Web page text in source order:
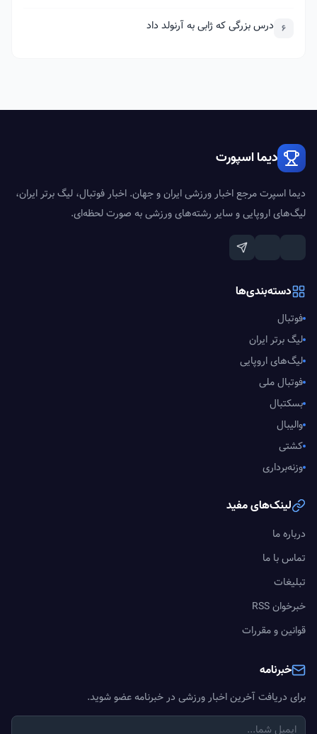
6 درس بزرگی که ژابی به آرنولد داد
دیما اسپورت
دیما اسپرت مرجع اخبار ورزشی ایران و جهان. اخبار فوتبال، لیگ برتر ایران،
لیگ‌های اروپایی و سایر رشته‌های ورزشی به صورت لحظه‌ای.
دسته‌بندی‌ها
فوتبال
لیگ برتر ایران
لیگ‌های اروپایی
فوتبال ملی
بسکتبال
والیبال
کشتی
وزنه‌برداری
لینک‌های مفید
درباره ما
تماس با ما
تبلیغات
خبرخوان RSS
قوانین و مقررات
خبرنامه
برای دریافت آخرین اخبار ورزشی در خبرنامه عضو شوید.